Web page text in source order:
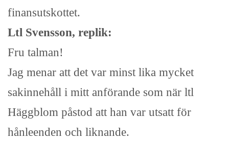
finansutskottet.
Ltl Svensson, replik:
Fru talman!
Jag menar att det var minst lika mycket
sakinnehåll i mitt anförande som när ltl
Häggblom påstod att han var utsatt för
hånleenden och liknande.